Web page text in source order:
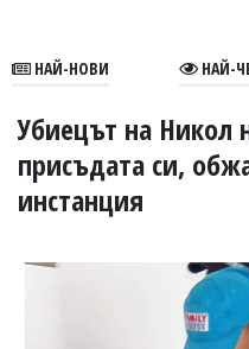
В
УКРАЙНА
СПОРТ
БИЗНЕС
НАЙ-НОВИ НАЙ-
Убиецът на Никол
присъдата си,
инстанция